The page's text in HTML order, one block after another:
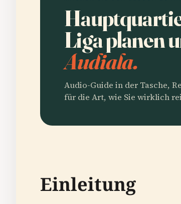
Liga planen
Audiala.
Audio-Guide in der Tasche,
für die Art, wie Sie wirklich
Einleitung